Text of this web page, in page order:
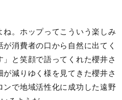
ね。ホップってこういう楽しみ
消費者の口から自然に出てく
と笑顔で語ってくれた櫻井さ
減りゆく様を見てきた櫻井さ
ンで地域活性化に成功した遠野